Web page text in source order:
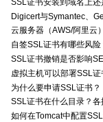
SSL证书安装到域名上还
Digicert与Symantec、
云服务器（AWS/阿里云
自签SSL证书有哪些风险
SSL证书撤销是否影响
虚拟主机可以部署SSL证
为什么要申请SSL证书？
SSL证书在什么目录？
如何在Tomcat中配置